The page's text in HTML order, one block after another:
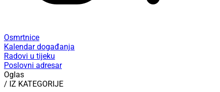
Osmrtnice
Kalendar događanja
Radovi u tijeku
Poslovni adresar
Oglas
/ IZ KATEGORIJE